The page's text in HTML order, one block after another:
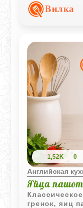
делаетВилка
1,52K 0
Английская
Яйца пашот
гренок, яиц